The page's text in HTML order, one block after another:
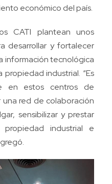
económico del país.
CATI plantean unos
desarrollar y fortalecer
información tecnológica
industrial. “Es
en estos centros de
red de colaboración
sensibilizar y prestar
industrial e